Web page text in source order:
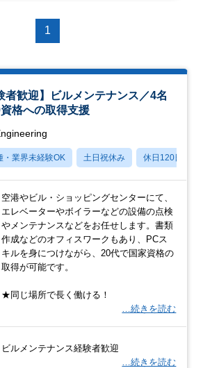
1
者歓迎】ビルメンテナンス／4名
格への取得支援
・業界未経験OK 土日祝休み 休日120日以上
空港やビル・ショッピングセンターにて、
エレベーターやボイラーなどの設備の点検
やメンテナンスなどをお任せします。書類
作成などのオフィスワークもあり、PCス
キルを身につけながら、20代で国家資格の
取得が可能です。
★同じ場所で長く働ける！
…続きを読む
ビルメンテナンス経験者歓迎
…続きを読む